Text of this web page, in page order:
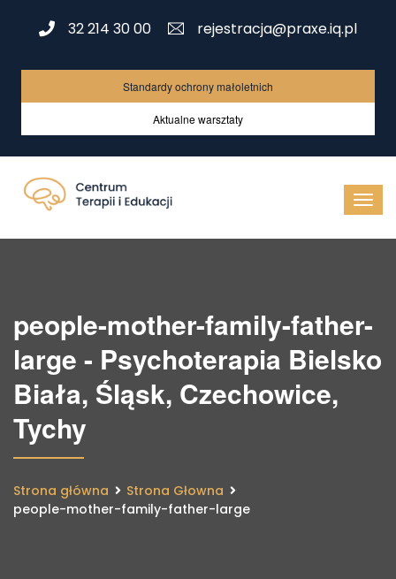
32 214 30 00 rejestracja@praxe.iq.pl
Standardy ochrony małoletnich
Aktualne warsztaty
people-mother-family-father-
large - Psychoterapia Bielsko
Biała, Śląsk, Czechowice,
Tychy
Strona główna
Strona Głowna
people-mother-family-father-large